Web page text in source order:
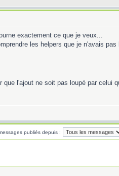
exactement ce que je veux...
les helpers que je n'avais pas
l'ajout ne soit pas loupé par celui
publiés depuis :